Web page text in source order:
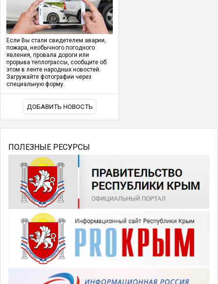
Если Вы стали свидетелем аварии,
пожара, необычного погодного
явления, провала дороги или
прорыва теплотрассы, сообщите об
этом в ленте народных новостей.
Загружайте фотографии через
специальную форму.
ДОБАВИТЬ НОВОСТЬ
ПОЛЕЗНЫЕ РЕСУРСЫ